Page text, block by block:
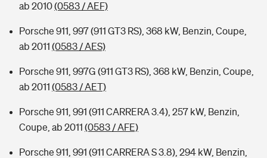
ab 2010(0583 / AEF)
Porsche 911, 997 (911 GT3 RS), 368 kW, Benzin, Coupe,
ab 2011 (0583 / AES)
Porsche 911, 997G (911 GT3 RS), 368 kW, Benzin, Coupe,
ab 2011 (0583 / AET)
Porsche 911, 991 (911 CARRERA 3.4), 257 kW, Benzin,
Coupe, ab 2011 (0583 / AFE)
Porsche 911, 991 (911 CARRERA S 3.8), 294 kW, Benzin,